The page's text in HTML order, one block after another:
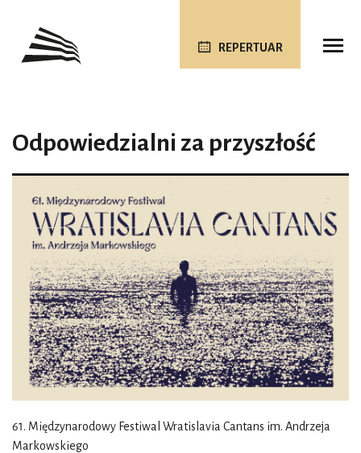
REPERTUAR
Odpowiedzialni za przyszłość
61. Międzynarodowy Festiwal Wratislavia Cantans im. Andrzeja
Markowskiego